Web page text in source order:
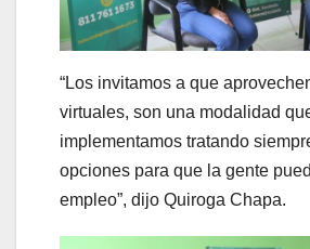
“Los invitamos a que
virtuales, son una modalidad
implementamos tratando
opciones para que la gente
empleo”, dijo Quiroga Chapa.